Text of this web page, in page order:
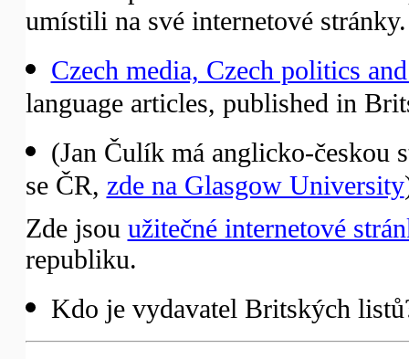
umístili na své internetové
Czech media, Czech politics
language articles, published in
(Jan Čulík má anglicko-českou
se ČR, zde na Glasgow University
Zde jsou užitečné internetové
republiku.
Kdo je vydavatel Britských